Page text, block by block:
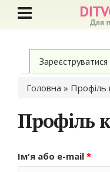
Primary
Зареєструватися
Ви є тут
Головна » Профіль
Профіль
Ім'я або e-mail *